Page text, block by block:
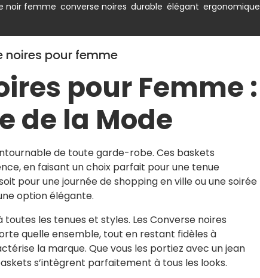
noir femme converse noires durable élégant ergonomique
noires pour femme
pour Femme :
de la Mode
de toute garde-robe. Ces baskets
en faisant un choix parfait pour une tenue
pour une journée de shopping en ville ou une soirée
option élégante.
toutes les tenues et styles. Les Converse noires
quelle ensemble, tout en restant fidèles à
la marque. Que vous les portiez avec un jean
s’intègrent parfaitement à tous les looks.